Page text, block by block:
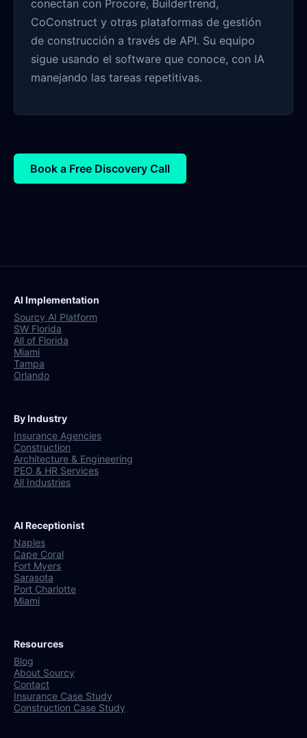
conectan con Procore, Buildertrend,
CoConstruct y otras plataformas de gestión
de construcción a través de API. Su equipo
sigue usando el software que conoce, con IA
manejando las tareas repetitivas.
Book a Free Discovery Call
AI Implementation
Sourcy AI Platform
SW Florida
All of Florida
Miami
Tampa
Orlando
By Industry
Insurance Agencies
Construction
Architecture & Engineering
PEO & HR Services
All Industries
AI Receptionist
Naples
Cape Coral
Fort Myers
Sarasota
Port Charlotte
Miami
Resources
Blog
About Sourcy
Contact
Insurance Case Study
Construction Case Study